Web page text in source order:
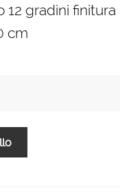
12 gradini
cm